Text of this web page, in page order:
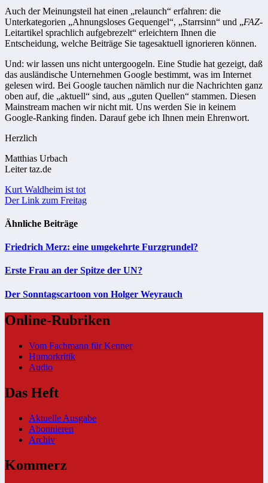
Auch der Meinungsteil hat einen „relaunch“ erfahren: die
Unterkategorien „Ahnungsloses Gequengel“, „Starrsinn“ und „FAZ-
Leitartikel sprachlich aufgebrezelt“ erleichtern Ihnen die
Entscheidung, welche Beiträge Sie tagesaktuell ignorieren können.
Und: wir lassen uns nicht untergoogeln. Eine Studie hat gezeigt, daß
das ausländische Unternehmen Google bestimmt, was im Internet
gelesen wird. Bei Google tauchen nämlich nur die Nachrichten ganz
oben auf, die „aktuell“ sind, aus „guten Quellen“ stammen. Diesen
Mainstream machen wir nicht mit. Uns werden Sie in keinem
Google-Ranking finden. Darauf gebe ich Ihnen mein Ehrenwort.
Herzlich
Matthias Urbach
Leiter taz.de
Beitragsnavigation
Kurt Waldheim ist tot
Der Link zum Freitag
Ähnliche Beiträge
Friedrich Merz: eine umgekehrte Furzgrundel?
Erste Frau an der Spitze der UN?
Der Sonntagscartoon von Holger Weyrauch
Online-Rubriken
Vom Fachmann für Kenner
Humorkritik
Audio
Das Heft
Aktuelle Ausgabe
Abonnieren
Archiv
Kommerz